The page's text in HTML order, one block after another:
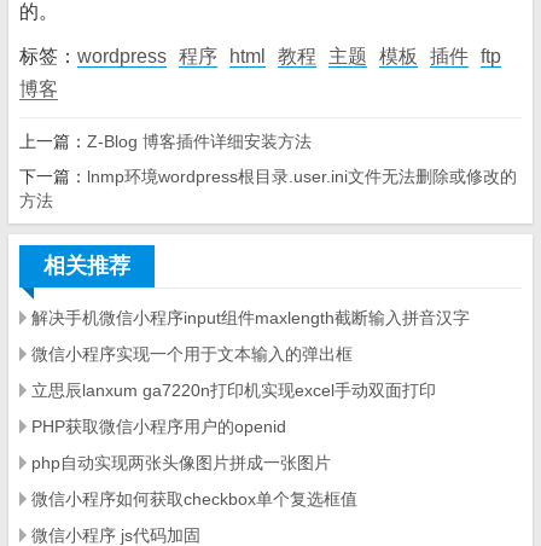
的。
标签： wordpress 程序 html 教程 主题 模板 插件 ftp
博客
上一篇： Z-Blog 博客插件详细安装方法
下一篇： lnmp环境wordpress根目录.user.ini文件无法删除或修改的
方法
相关推荐
解决手机微信小程序input组件maxlength截断输入拼音汉字
微信小程序实现一个用于文本输入的弹出框
立思辰lanxum ga7220n打印机实现excel手动双面打印
PHP获取微信小程序用户的openid
php自动实现两张头像图片拼成一张图片
微信小程序如何获取checkbox单个复选框值
微信小程序 js代码加固